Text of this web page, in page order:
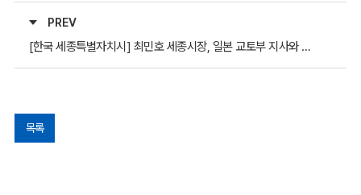
PREV
[한국 세종특별자치시] 최민호 세종시장, 일본 교토부 지사와 면담
목록